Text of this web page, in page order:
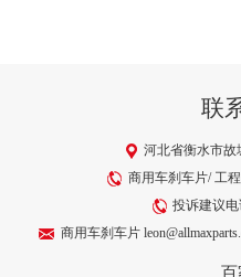
联
河北省衡水市故
商用车刹车片/ 工
投诉建议电
商用车刹车片
百